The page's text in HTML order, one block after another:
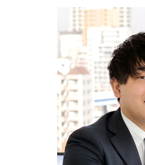
刑事事件 調書判決
刑事事件 相手方
刑事事件 示談
刑事事件 種類
動物病院向け各種サ
顧問 川崎市
刑事 大田区
契約書サポート 川
契約書サポート 大
法人破産 大田区